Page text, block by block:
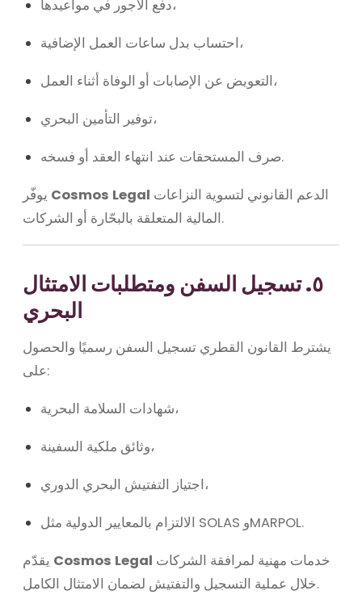
دفع الأجور في مواعيدها،
احتساب بدل ساعات العمل الإضافية،
التعويض عن الإصابات أو الوفاة أثناء العمل،
توفير التأمين البحري،
صرف المستحقات عند انتهاء العقد أو فسخه.
Cosmos Legal
المالية المتعلقة بالبحّارة أو الشركات.
٥. تسجيل السفن ومتطلبات الامتثال
البحري
يشترط القانون القطري تسجيل السفن رسميًا والحصول
على:
شهادات السلامة البحرية،
وثائق ملكية السفينة،
اجتياز التفتيش البحري الدوري،
الالتزام بالمعايير الدولية مثل SOLAS وMARPOL.
Cosmos Legal
خلال عملية التسجيل والتفتيش لضمان الامتثال الكامل.